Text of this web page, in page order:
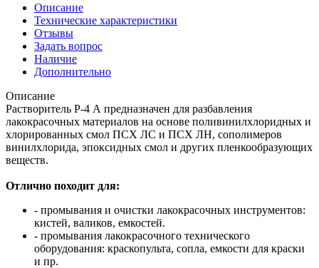
Описание
Технические характеристики
Отзывы
Задать вопрос
Наличие
Дополнительно
Описание
Растворитель Р-4 А предназначен для разбавления
лакокрасочных материалов на основе поливинилхлоридных и
хлорированных смол ПСХ ЛС и ПСХ ЛН, сополимеров
винилхлорида, эпоксидных смол и других пленкообразующих
веществ.
Отлично походит для:
- промывания и очистки лакокрасочных инструментов:
кистей, валиков, емкостей.
- промывания лакокрасочного технического
оборудования: краскопульта, сопла, емкости для краски
и пр.